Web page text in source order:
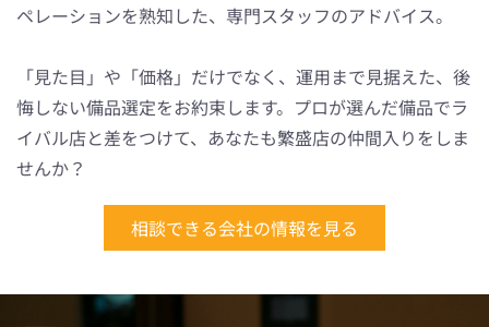
ペレーションを熟知した、専門スタッフのアドバイス。
「見た目」や「価格」だけでなく、運用まで見据えた、後
悔しない備品選定をお約束します。プロが選んだ備品でラ
イバル店と差をつけて、あなたも繁盛店の仲間入りをしま
せんか？
相談できる会社の情報を見る